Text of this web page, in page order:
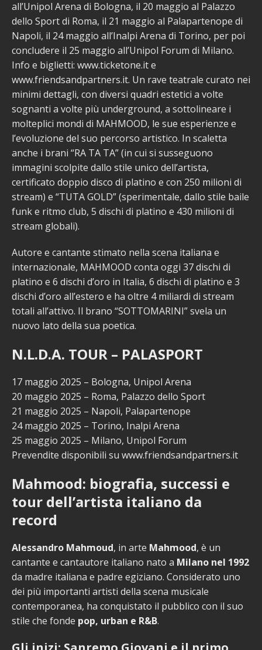
all’Unipol Arena di Bologna, il 20 maggio al Palazzo
dello Sport di Roma, il 21 maggio al Palapartenope di
Napoli, il 24 maggio all’Inalpi Arena di Torino, per poi
concludere il 25 maggio all’Unipol Forum di Milano.
Info e biglietti: www.ticketone.it e
www.friendsandpartners.it. Un rave teatrale curato nei
minimi dettagli, con diversi quadri estetici a volte
sognanti a volte più underground, a sottolineare i
molteplici mondi di MAHMOOD, le sue esperienze e
l’evoluzione del suo percorso artistico. In scaletta
anche i brani “RA TA TA” (in cui si susseguono
immagini scolpite dallo stile unico dell’artista,
certificato doppio disco di platino e con 250 milioni di
stream) e “TUTA GOLD” (sperimentale, dallo stile baile
funk e ritmo club, 5 dischi di platino e 430 milioni di
stream globali).
Autore e cantante stimato nella scena italiana e
internazionale, MAHMOOD conta oggi 37 dischi di
platino e 6 dischi d’oro in Italia, 6 dischi di platino e 3
dischi d’oro all’estero e ha oltre 4 miliardi di stream
totali all’attivo. Il brano “SOTTOMARINI” svela un
nuovo lato della sua poetica.
N.L.D.A. TOUR – PALASPORT
17 maggio 2025 – Bologna, Unipol Arena
20 maggio 2025 – Roma, Palazzo dello Sport
21 maggio 2025 – Napoli, Palapartenope
24 maggio 2025 – Torino, Inalpi Arena
25 maggio 2025 – Milano, Unipol Forum
Prevendite disponibili su www.friendsandpartners.it
Mahmood: biografia, successi e
tour dell’artista italiano da
record
Alessandro Mahmoud, in arte Mahmood, è un
cantante e cantautore italiano nato a Milano nel 1992
da madre italiana e padre egiziano. Considerato uno
dei più importanti artisti della scena musicale
contemporanea, ha conquistato il pubblico con il suo
stile che fonde pop, urban e R&B.